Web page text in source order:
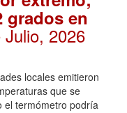
grados en
Julio, 2026
locales emitieron
que se
el termómetro podría